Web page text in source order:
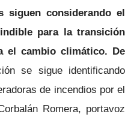
siguen considerando el
para la transición
el cambio climático. De
se sigue identificando
de incendios por el
Romera, portavoz